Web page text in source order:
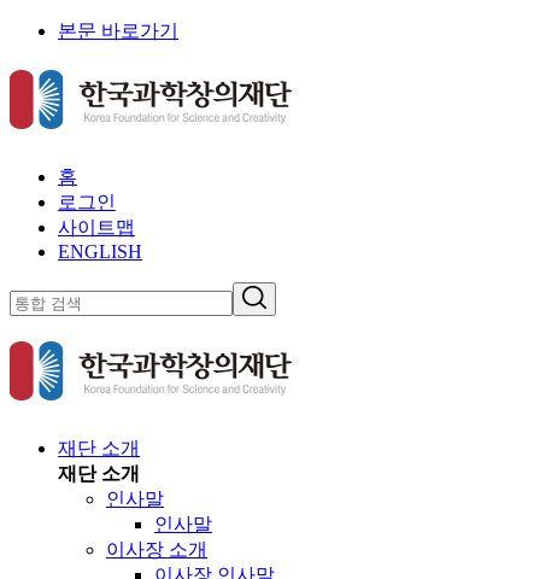
본문 바로가기
홈
로그인
사이트맵
ENGLISH
재단 소개
재단 소개
인사말
인사말
이사장 소개
이사장 인사말